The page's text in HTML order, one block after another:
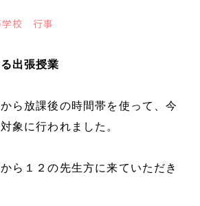
学校 行事
出張授業
ら放課後の時間帯を使って、今
象に行われました。
ら１２の先生方に来ていただき